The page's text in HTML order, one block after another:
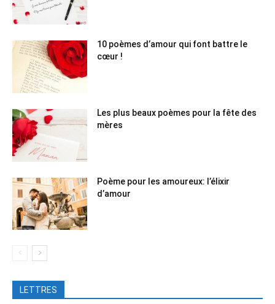
10 poèmes d’amour qui font battre le
cœur !
Les plus beaux poèmes pour la fête des
mères
Poème pour les amoureux: l’élixir
d’amour
LETTRES